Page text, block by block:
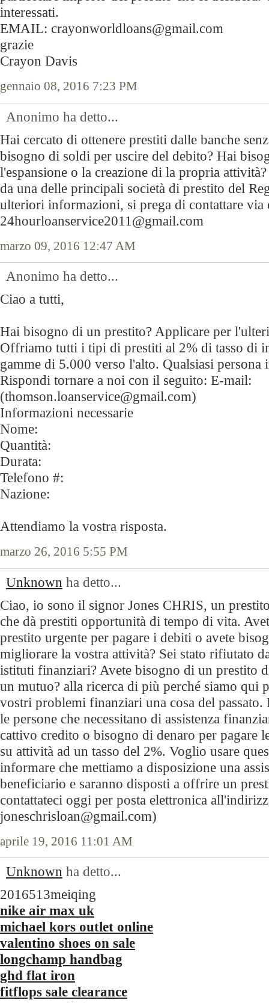
interessati.
EMAIL: crayonworldloans@gmail.com
grazie
Crayon Davis
gennaio 08, 2016 7:23 PM
Anonimo ha detto...
Hai cercato di ottenere prestiti dalle banche
bisogno di soldi per uscire del debito? Hai
l'espansione o la creazione di la propria
da una delle principali società di prestito del
ulteriori informazioni, si prega di contattare via
24hourloanservice2011@gmail.com
marzo 09, 2016 12:47 AM
Anonimo ha detto...
Ciao a tutti,
Hai bisogno di un prestito? Applicare per
Offriamo tutti i tipi di prestiti al 2% di tasso di
gamme di 5.000 verso l'alto. Qualsiasi persona
Rispondi tornare a noi con il seguito: E-mail:
(thomson.loanservice@gmail.com)
Informazioni necessarie
Nome:
Quantità:
Durata:
Telefono #:
Nazione:
Attendiamo la vostra risposta.
marzo 26, 2016 5:55 PM
Unknown ha detto...
Ciao, io sono il signor Jones CHRIS, un
che dà prestiti opportunità di tempo di vita.
prestito urgente per pagare i debiti o avete
migliorare la vostra attività? Sei stato rifiutato
istituti finanziari? Avete bisogno di un prestito
un mutuo? alla ricerca di più perché siamo qui
vostri problemi finanziari una cosa del passato.
le persone che necessitano di assistenza
cattivo credito o bisogno di denaro per pagare
su attività ad un tasso del 2%. Voglio usare
informare che mettiamo a disposizione una
beneficiario e saranno disposti a offrire un
contattateci oggi per posta elettronica
joneschrisloan@gmail.com)
aprile 19, 2016 11:01 AM
Unknown ha detto...
2016513meiqing
nike air max uk
michael kors outlet online
valentino shoes on sale
longchamp handbag
ghd flat iron
fitflops sale clearance